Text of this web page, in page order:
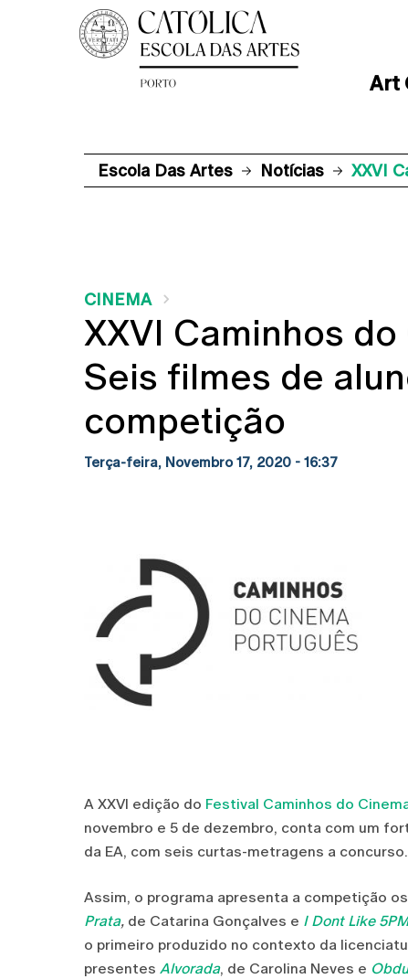
Art
Escola Das Artes Notícias XXVI
CINEMA
XXVI Caminhos
Seis filmes de
competição
Terça-feira, Novembro 17, 2020 - 16:37
A XXVI edição do Festival Caminhos do
novembro e 5 de dezembro, conta com um
da EA, com seis curtas-metragens a concurso.
Assim, o programa apresenta a competição
Prata, de Catarina Gonçalves e I Dont Like 5PM
o primeiro produzido no contexto da
presentes Alvorada, de Carolina Neves e